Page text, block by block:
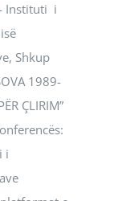
Instituti i
Shkup
1989-
ÇLIRIM”
i